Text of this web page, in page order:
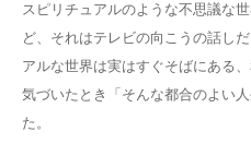
スピリチュアルのような不思議な
ど、 それはテレビの向こうの話し
アルな世界は実はすぐそばにある
気づいたとき
「そんな都合のよい
た。